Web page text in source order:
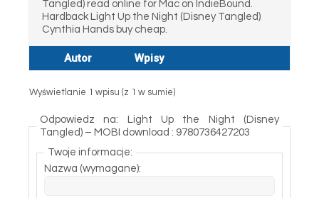
Tangled) read online for Mac on IndieBound.
Hardback Light Up the Night (Disney Tangled)
Cynthia Hands buy cheap.
Autor Wpisy
Wyświetlanie 1 wpisu (z 1 w sumie)
Odpowiedz na: Light Up the Night (Disney
Tangled) – MOBI download : 9780736427203
Twoje informacje:
Nazwa (wymagane):